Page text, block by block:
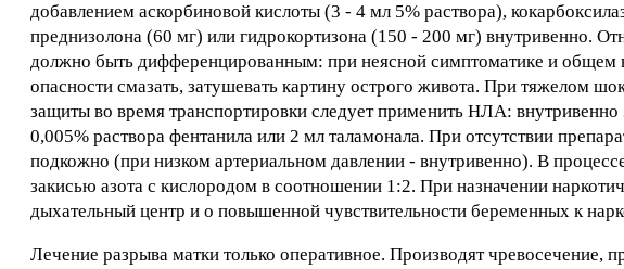
добавлением аскорбиновой кислоты (3 - 4 мл 5% раствора),
преднизолона (60 мг) или гидрокортизона (150 - 200 мг) внутривенно.
должно быть дифференцированным: при неясной симптоматике и общем
опасности смазать, затушевать картину острого живота. При тяжелом
защиты во время транспортировки следует применить НЛА:
0,005% раствора фентанила или 2 мл таламонала. При отсутствии
подкожно (при низком артериальном давлении - внутривенно). В
закисью азота с кислородом в соотношении 1:2. При назначении
дыхательный центр и о повышенной чувствительности беременных к
Лечение разрыва матки только оперативное. Производят чревосечение,